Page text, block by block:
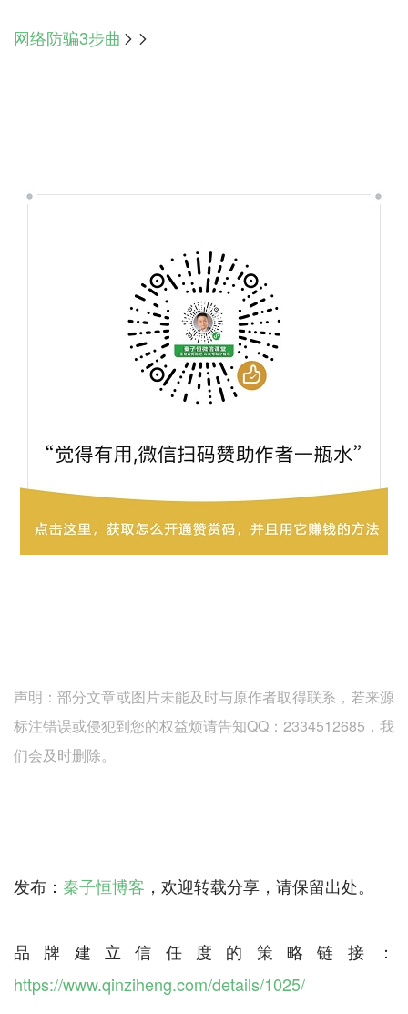
网络防骗3步曲 
声明：部分文章或图片未能及时与原作者取得联系，若来源
标注错误或侵犯到您的权益烦请告知QQ：2334512685，我
们会及时删除。
发布： 秦子恒博客 ，欢迎转载分享，请保留出处。
品牌建立信任度的策略链接：
https://www.qinziheng.com/details/1025/